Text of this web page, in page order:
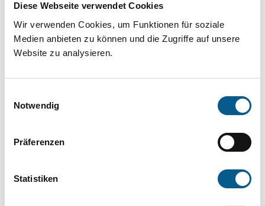
Diese Webseite verwendet Cookies
Wir verwenden Cookies, um Funktionen für soziale
Medien anbieten zu können und die Zugriffe auf unsere
Website zu analysieren.
Notwendig
Präferenzen
Statistiken
Stiftungsdatenbank recherchieren. Bei der
Suche bitte die Groß- und Kleinschreibung
beachten.
können durch die Wahl von Bereichen oder
Suchen